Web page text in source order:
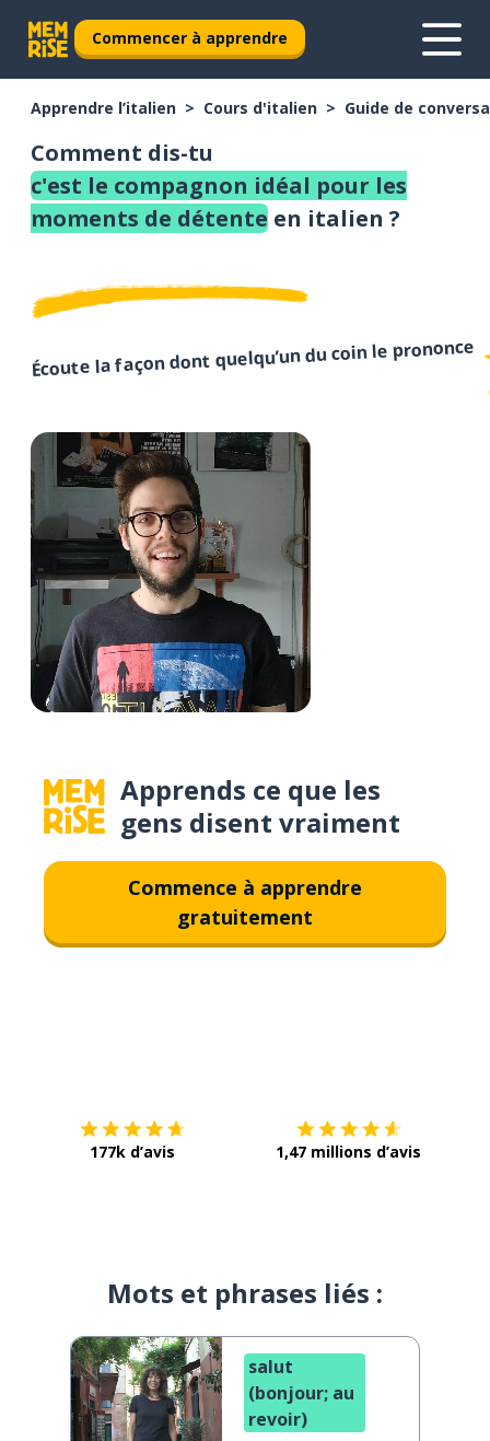
Commencer à apprendre
Apprendre l’italien Cours d'italien Guide de
Comment dis-tu
c'est le compagnon idéal pour les
moments de détente en italien ?
Écoute la façon dont quelqu’un du coin le prononce
Apprends ce que les
gens disent vraiment
Commence à apprendre
gratuitement
177k d’avis 1,47 millions d’avis
Mots et phrases liés :
salut
(bonjour; au
revoir)